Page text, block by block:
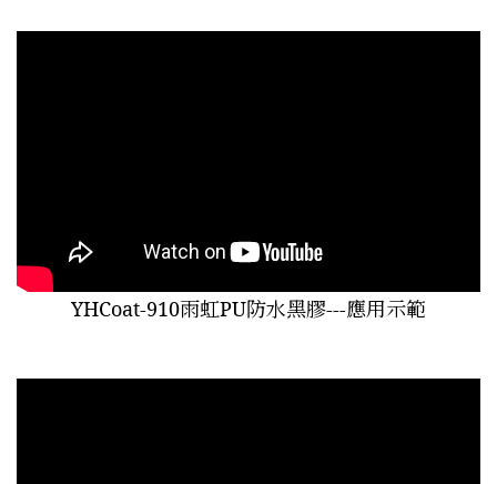
YHCoat-910雨虹PU防水黑膠---應用示範